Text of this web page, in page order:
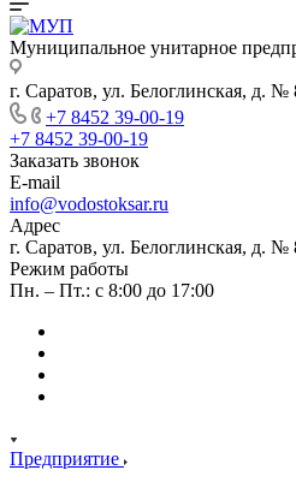
Муниципальное унитарное
г. Саратов, ул. Белоглинская, д. №
+7 8452 39-00-19
+7 8452 39-00-19
Заказать звонок
E-mail
info@vodostoksar.ru
Адрес
г. Саратов, ул. Белоглинская, д. №
Режим работы
Пн. – Пт.: с 8:00 до 17:00
Предприятие